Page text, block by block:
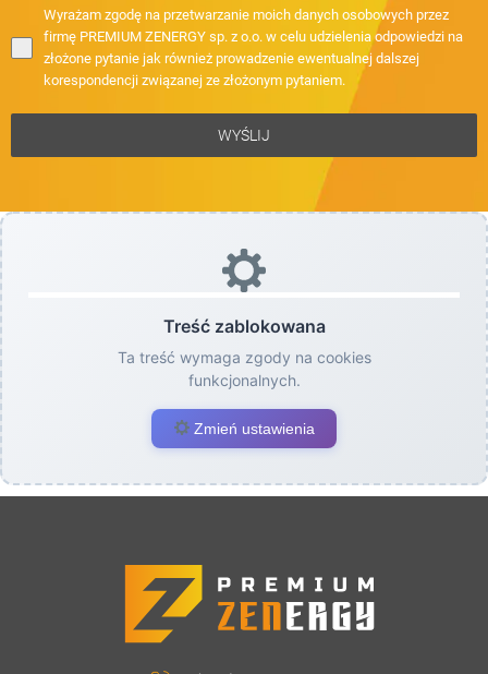
Wyrażam zgodę na przetwarzanie moich danych osobowych przez
firmę PREMIUM ZENERGY sp. z o.o. w celu udzielenia odpowiedzi na
złożone pytanie jak również prowadzenie ewentualnej dalszej
korespondencji związanej ze złożonym pytaniem.
WYŚLIJ
Treść zablokowana
Ta treść wymaga zgody na cookies
funkcjonalnych.
Zmień ustawienia